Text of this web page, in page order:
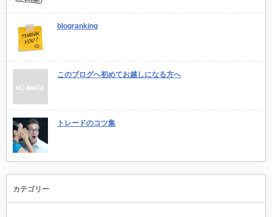
blogranking
このブログへ初めてお越しになる方へ
トレードのコツ集
カテゴリー